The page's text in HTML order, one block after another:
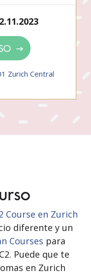
Zurich Central
Course en Zurich
diferente y un
Courses para
Puede que te
en Zurich